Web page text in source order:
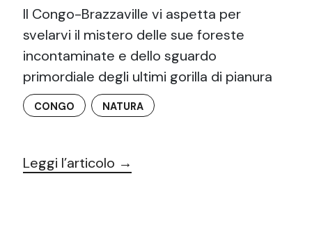
Il Congo-Brazzaville vi aspetta per
svelarvi il mistero delle sue foreste
incontaminate e dello sguardo
primordiale degli ultimi gorilla di pianura
CONGO NATURA
Leggi l’articolo →